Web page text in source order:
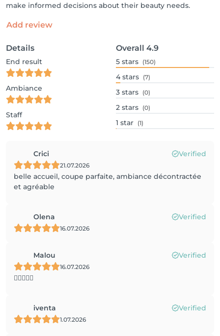
make informed decisions about their beauty needs.
Add review
Details
End result
Ambiance
Staff
Overall 4.9
5 stars (150)
4 stars (7)
3 stars (0)
2 stars (0)
1 star (1)
Crici Verified
21.07.2026
belle accueil, coupe parfaite, ambiance décontractée
et agréable
Olena Verified
16.07.2026
Malou Verified
16.07.2026
👍🏼🤗🤗🤗
iventa Verified
1.07.2026